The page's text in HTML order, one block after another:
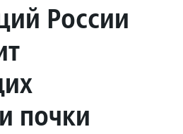
России
почки